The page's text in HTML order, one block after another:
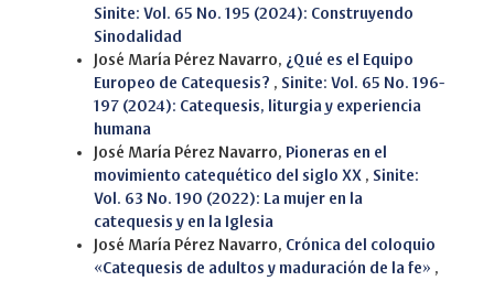
Sinite: Vol. 65 No. 195 (2024): Construyendo
Sinodalidad
José María Pérez Navarro, ¿Qué es el Equipo
Europeo de Catequesis? , Sinite: Vol. 65 No. 196-
197 (2024): Catequesis, liturgia y experiencia
humana
José María Pérez Navarro, Pioneras en el
movimiento catequético del siglo XX , Sinite:
Vol. 63 No. 190 (2022): La mujer en la
catequesis y en la Iglesia
José María Pérez Navarro, Crónica del coloquio
«Catequesis de adultos y maduración de la fe» ,